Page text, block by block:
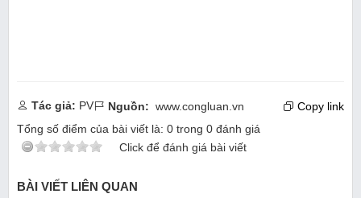
Tác giả: PV Nguồn: www.congluan.vn
Copy link
Tổng số điểm của bài viết là: 0 trong 0 đánh giá
Click để đánh giá bài viết
BÀI VIẾT LIÊN QUAN